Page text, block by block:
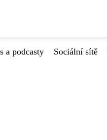
a podcasty Sociální sítě